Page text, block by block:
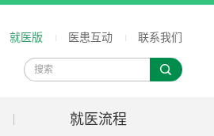
就医版 医患互动 联系我们
就医流程